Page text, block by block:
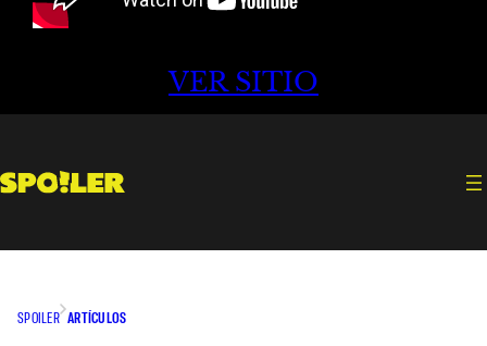
VER SITIO
SPOILER ARTÍCULOS